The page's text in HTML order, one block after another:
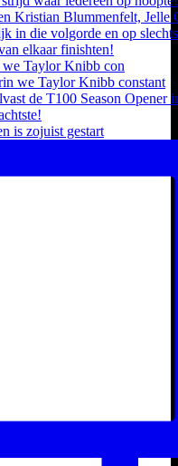
we Taylor Knibb con
is zojuist gestart